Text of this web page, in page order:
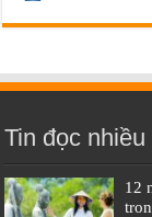
Tin đọc nhiều
12